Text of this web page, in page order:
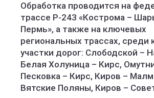
Обработка проводится на
трассе Р-243 «Кострома –
Пермь», а также на ключевых
региональных трассах, среди
участки дорог: Слободской –
Белая Холуница – Кирс,
Песковка – Кирс, Киров –
Вятские Поляны, Киров –